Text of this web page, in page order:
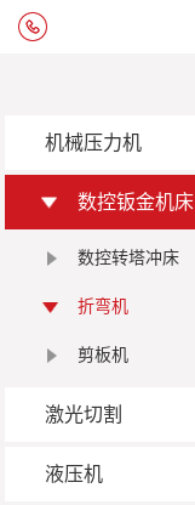
机械压力机
数控钣金机床
数控转塔冲床
折弯机
剪板机
激光切割
液压机